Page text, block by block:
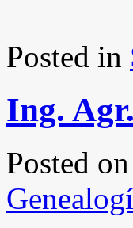
Posted in
Ing.
Posted on